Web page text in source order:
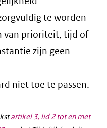
te worden
van prioriteit, tijd of
zijn geen
niet toe te passen.
artikel 3, lid 2 tot en met